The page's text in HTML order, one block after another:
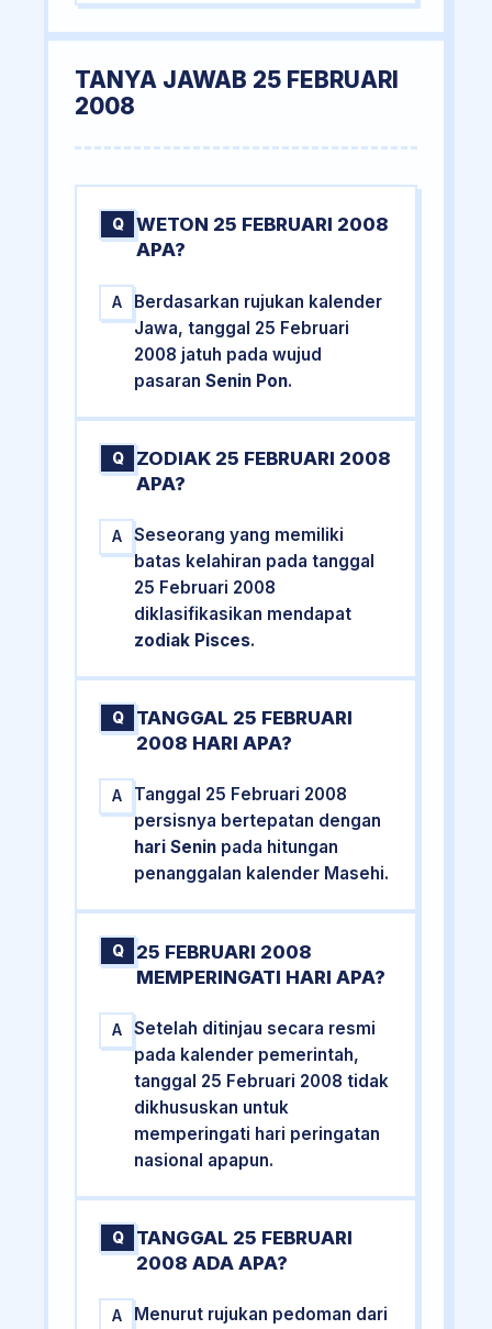
TANYA JAWAB 25 FEBRUARI
2008
Q
WETON 25 FEBRUARI 2008
APA?
A
Berdasarkan rujukan kalender
Jawa, tanggal 25 Februari
2008 jatuh pada wujud
pasaranSenin Pon.
Q
ZODIAK 25 FEBRUARI 2008
APA?
A
Seseorang yang memiliki
batas kelahiran pada tanggal
25 Februari 2008
diklasifikasikan mendapat
zodiak Pisces.
Q
TANGGAL 25 FEBRUARI
2008 HARI APA?
A
Tanggal 25 Februari 2008
persisnya bertepatan dengan
hari Senin pada hitungan
penanggalan kalender Masehi.
Q
25 FEBRUARI 2008
MEMPERINGATI HARI APA?
A
Setelah ditinjau secara resmi
pada kalender pemerintah,
tanggal 25 Februari 2008 tidak
dikhususkan untuk
memperingati hari peringatan
nasional apapun.
Q
TANGGAL 25 FEBRUARI
2008 ADA APA?
A
Menurut rujukan pedoman dari